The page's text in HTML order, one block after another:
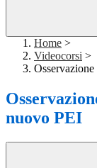
Home >
Videocorsi >
nuovo PEI